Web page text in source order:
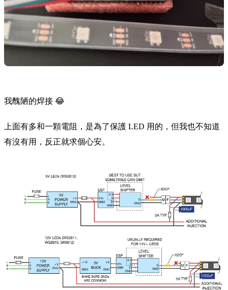
我醜陋的焊接 😂
上面有多和一顆電阻，是為了保護 LED 用的，但我也不知道
有沒有用，反正就求個心安。